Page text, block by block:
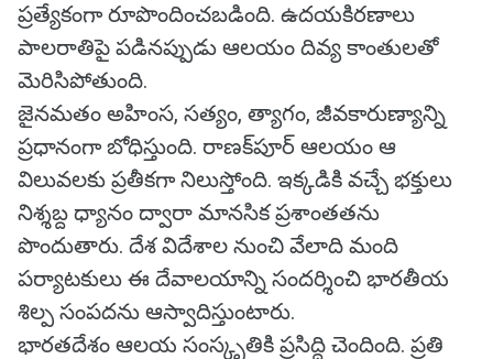
ప్రత్యేకంగా రూపొందించబడింది. ఉదయకిరణాలు
పాలరాతిపై పడినప్పుడు ఆలయం దివ్య కాంతులతో
మెరిసిపోతుంది.
జైనమతం అహింస, సత్యం, త్యాగం, జీవకారుణ్యాన్ని
ప్రధానంగా బోధిస్తుంది. రాణక్‌పూర్ ఆలయం ఆ
విలువలకు ప్రతీకగా నిలుస్తోంది. ఇక్కడికి వచ్చే భక్తులు
నిశ్శబ్ద ధ్యానం ద్వారా మానసిక ప్రశాంతతను
పొందుతారు. దేశ విదేశాల నుంచి వేలాది మంది
పర్యాటకులు ఈ దేవాలయాన్ని సందర్శించి భారతీయ
శిల్ప సంపదను ఆస్వాదిస్తుంటారు.
భారతదేశం ఆలయ సంస్కృతికి ప్రసిద్ధి చెందింది. ప్రతి